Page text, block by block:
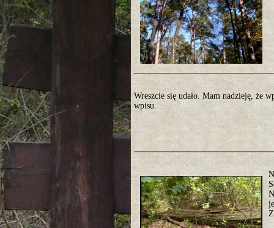
Wreszcie się udało. Mam nadzieję, że
wpisu.